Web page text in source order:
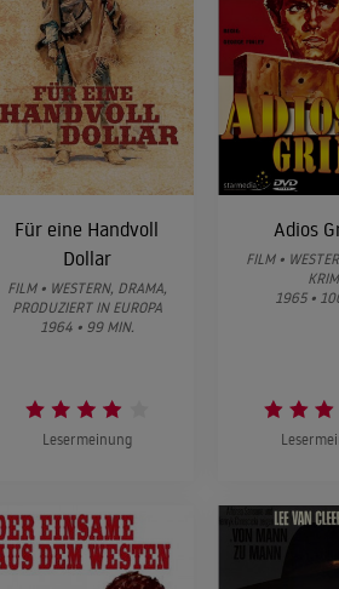
Für eine Handvoll
Dollar
FILM • WESTERN, DRAMA,
PRODUZIERT IN EUROPA
1964 • 99 MIN.
Lesermeinung
Adios
FILM •
1965 •